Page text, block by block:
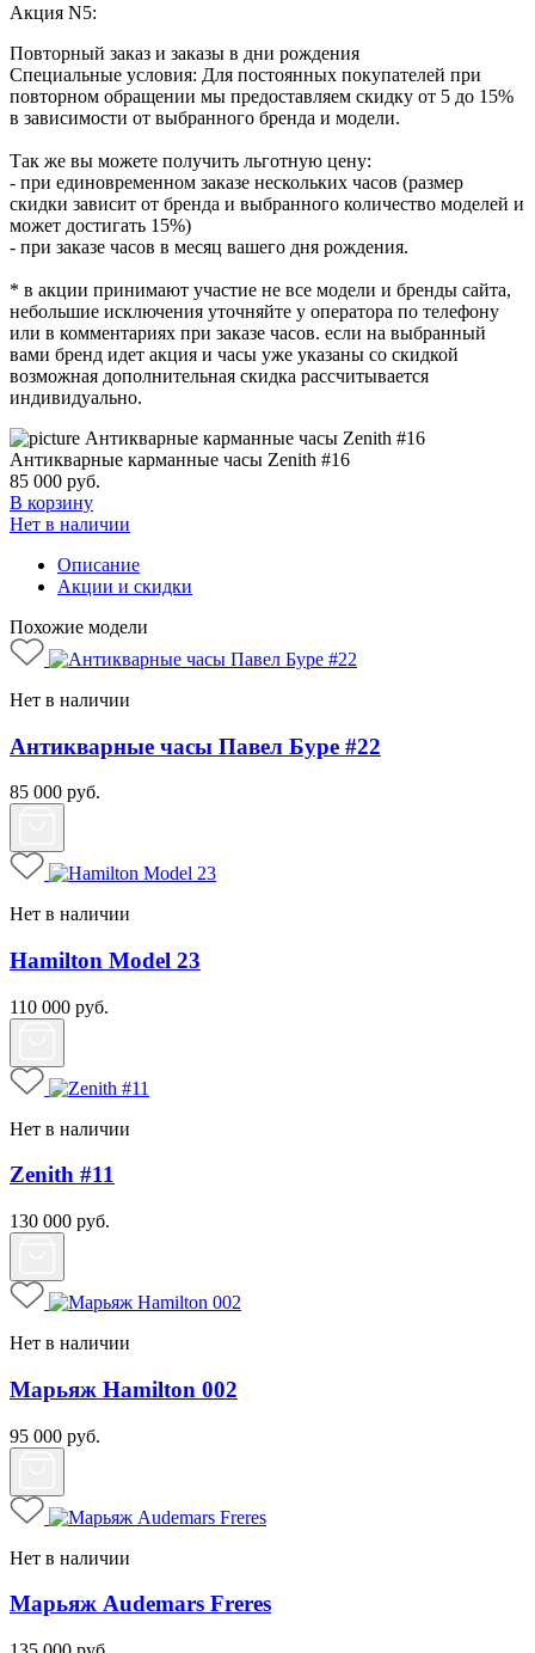
Акция N5:
Повторный заказ и заказы в дни рождения
Специальные условия: Для постоянных покупателей при
повторном обращении мы предоставляем скидку от 5 до 15%
в зависимости от выбранного бренда и модели.
Так же вы можете получить льготную цену:
- при единовременном заказе нескольких часов (размер
скидки зависит от бренда и выбранного количество моделей и
может достигать 15%)
- при заказе часов в месяц вашего дня рождения.
* в акции принимают участие не все модели и бренды сайта,
небольшие исключения уточняйте у оператора по телефону
или в комментариях при заказе часов. если на выбранный
вами бренд идет акция и часы уже указаны со скидкой
возможная дополнительная скидка рассчитывается
индивидуально.
Антикварные карманные часы Zenith #16
85 000 руб.
В корзину
Нет в наличии
Описание
Акции и скидки
Похожие модели
Нет в наличии
Антикварные часы Павел Буре #22
85 000 руб.
Нет в наличии
Hamilton Model 23
110 000 руб.
Нет в наличии
Zenith #11
130 000 руб.
Нет в наличии
Марьяж Hamilton 002
95 000 руб.
Нет в наличии
Марьяж Audemars Freres